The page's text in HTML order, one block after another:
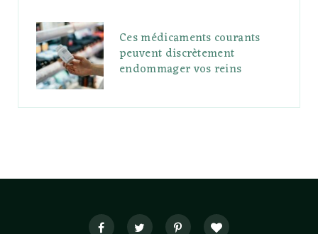
Ces médicaments courants
peuvent discrètement
endommager vos reins